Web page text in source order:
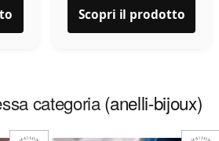
Scopri il prodotto
categoria(anelli-bijoux)